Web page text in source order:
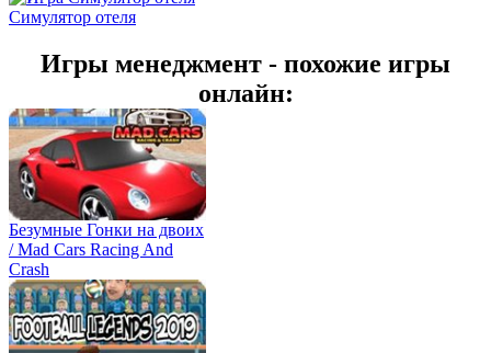
Симулятор отеля
Игры менеджмент - похожие игры
онлайн:
Безумные Гонки на двоих
/ Mad Cars Racing And
Crash